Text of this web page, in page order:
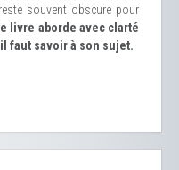
souvent obscure pour
livre aborde avec clarté
faut savoir à son sujet.